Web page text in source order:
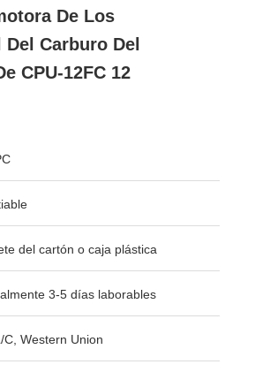
De Los
Carburo Del
CPU-12FC 12
del cartón o caja plástica
3-5 días laborables
C, Western Union